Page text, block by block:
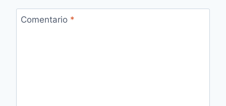
Comentario *